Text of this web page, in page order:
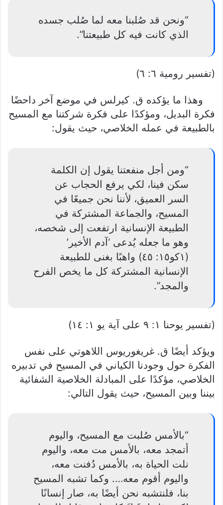
“ونحن قد صُلبنا معه لما صُلب جسده
الذي كانت فيه كل طبيعتنا”.
(تفسير رومية ٦: ٦)
وهذا ما يؤكده ق. كيرلس في موضع آخر داحضًا
فكرة البديل، ومؤكدًا على فكرة شركتنا مع المسيح
بالطبيعة في عمله الخلاصي، حيث يقول:
“ومن أجل منفعتنا يقول إن الكلمة
سكن فينا، لكي يرفع الحجاب عن
السر العميق، لأننا نحن جميعًا في
المسيح، والجماعة المشتركة في
الطبيعة الإنسانية ارتفعت إلى شخصه،
وهو ما جعله يُدعى ‘آدم الأخير’
(١كو١٥: ٤٥) واهبًا بغنى للطبيعة
الإنسانية المشتركة كل ما يخص الفرح
والمجد”.
(تفسير يوحنا ١: ٩ على آية يو ١: ١٤)
ويؤكد أيضًا ق. غريغوريوس اللاهوتي على نفس
الفكرة حول وجودنا الكياني في المسيح في تدبيره
الخلاصي، مؤكدًا على المبادلة الخلاصية الشفائية
بيننا وبين المسيح، حيث يقول التالي:
“بالأمس صُلبت مع المسيح، واليوم
أتمجد معه، بالأمس مت معه، واليوم
نلت الحياة به، بالأمس دُفنت معه،
واليوم أقوم معه…. وكما تشبه المسيح
بنا، فلنتشبه نحن أيضًا به، صار إنسانًا